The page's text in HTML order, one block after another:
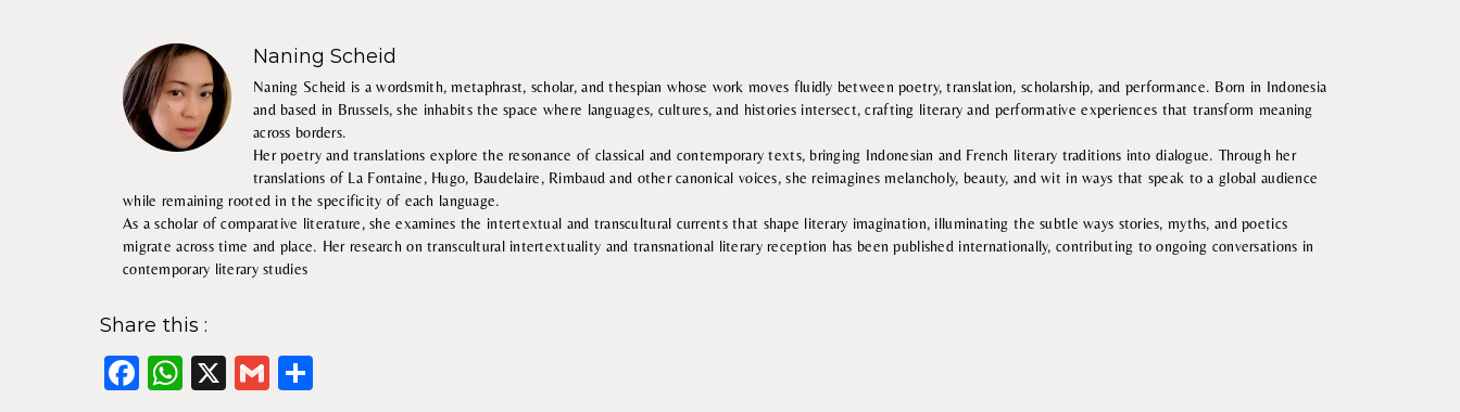
Naning Scheid
Naning Scheid is a wordsmith, metaphrast, scholar, and thespian whose work moves fluidly between poetry, translation, scholarship, and performance. Born in Indonesia
and based in Brussels, she inhabits the space where languages, cultures, and histories intersect, crafting literary and performative experiences that transform meaning
across borders.
Her poetry and translations explore the resonance of classical and contemporary texts, bringing Indonesian and French literary traditions into dialogue. Through her
translations of La Fontaine, Hugo, Baudelaire, Rimbaud and other canonical voices, she reimagines melancholy, beauty, and wit in ways that speak to a global audience
while remaining rooted in the specificity of each language.
As a scholar of comparative literature, she examines the intertextual and transcultural currents that shape literary imagination, illuminating the subtle ways stories, myths, and poetics
migrate across time and place. Her research on transcultural intertextuality and transnational literary reception has been published internationally, contributing to ongoing conversations in
contemporary literary studies
Share this :
Facebook
WhatsApp
X Gmail